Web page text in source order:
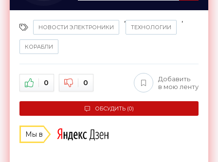
НОВОСТИ ЭЛЕКТРОНИКИ
,
ТЕХНОЛОГИИ
,
КОРАБЛИ
0 0
Добавить
в мою ленту
ОБСУДИТЬ (0)
Мы в